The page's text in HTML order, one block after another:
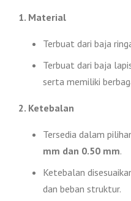
1. Material
Terbuat dari baja
Terbuat dari baja
serta memiliki
2. Ketebalan
Tersedia dalam
mm dan 0.50 mm.
Ketebalan
dan beban struktur.